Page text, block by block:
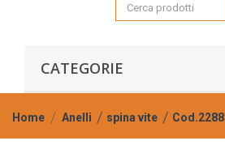
CATEGORIE
Home Anelli spina vite Cod.2288